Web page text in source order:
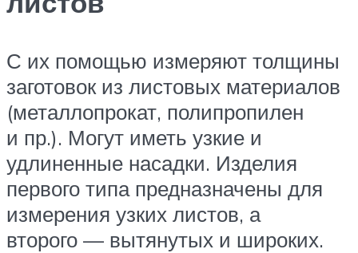
С их помощью измеряют толщины
заготовок из листовых материалов
(металлопрокат, полипропилен
и пр.). Могут иметь узкие и
удлиненные насадки. Изделия
первого типа предназначены для
измерения узких листов, а
второго — вытянутых и широких.